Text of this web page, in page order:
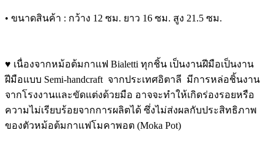
• ขนาดสินค้า : กว้าง 12 ซม. ยาว 16 ซม. สูง 21.5 ซม.
♥ เนื่องจากหม้อต้มกาแฟ Bialetti ทุกชิ้น เป็นงานฝีมือเป็นงาน
ฝีมือแบบ Semi-handcraft จากประเทศอิตาลี มีการหล่อชิ้นงาน
จากโรงงานและขัดแต่งด้วยมือ อาจจะทำให้เกิดร่องรอยหรือ
ความไม่เรียบร้อยจากการผลิตได้ ซึ่งไม่ส่งผลกับประสิทธิภาพ
ของตัวหม้อต้มกาแฟโมคาพอต (Moka Pot)